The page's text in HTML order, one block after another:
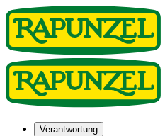
Verantwortung